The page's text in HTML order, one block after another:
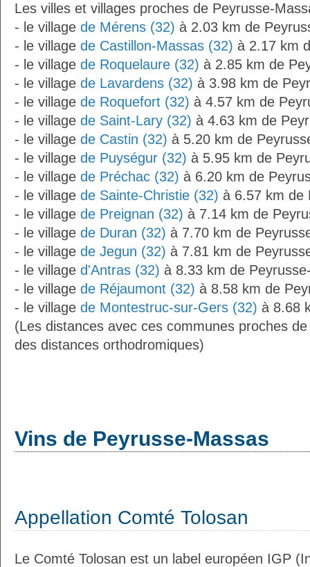
Les villes et villages proches de Peyrusse-
- le village de Mérens (32) à 2.03 km de
- le village de Castillon-Massas (32) à 2.17 km
- le village de Roquelaure (32) à 2.85 km de
- le village de Lavardens (32) à 3.98 km de
- le village de Roquefort (32) à 4.57 km de
- le village de Saint-Lary (32) à 4.63 km de
- le village de Castin (32) à 5.20 km de
- le village de Puységur (32) à 5.95 km de
- le village de Préchac (32) à 6.20 km de
- le village de Sainte-Christie (32) à 6.57 km de
- le village de Preignan (32) à 7.14 km de
- le village de Duran (32) à 7.70 km de
- le village de Jegun (32) à 7.81 km de
- le village d'Antras (32) à 8.33 km de
- le village de Réjaumont (32) à 8.58 km de
- le village de Montestruc-sur-Gers (32) à 8.68
(Les distances avec ces communes proches
des distances orthodromiques)
Vins de Peyrusse-Massas
Appellation Comté Tolosan
Le Comté Tolosan est un label européen IGP